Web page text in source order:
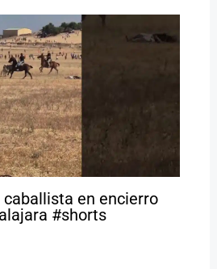
caballista en encierro
#shorts